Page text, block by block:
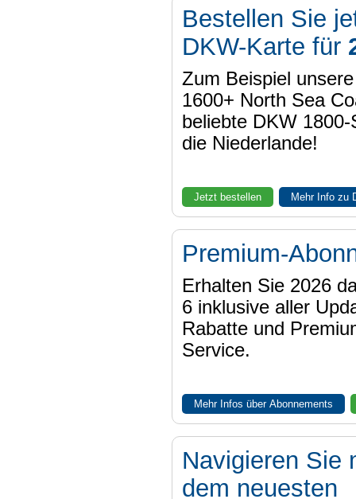
Bestellen Sie
DKW-Karte für
Zum Beispiel
1600+ North Sea
beliebte DKW
die Niederlande!
Jetzt bestellen Mehr Info zu
Premium-
Erhalten Sie 2026
6 inklusive aller
Rabatte und
Service.
Mehr Infos über Abonnements
Navigieren Sie
dem neuesten